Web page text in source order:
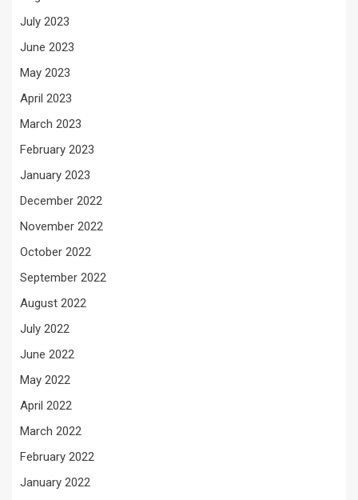
July 2023
June 2023
May 2023
April 2023
March 2023
February 2023
January 2023
December 2022
November 2022
October 2022
September 2022
August 2022
July 2022
June 2022
May 2022
April 2022
March 2022
February 2022
January 2022